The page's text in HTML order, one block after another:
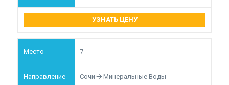
УЗНАТЬ ЦЕНУ
7
Сочи Минеральные Воды